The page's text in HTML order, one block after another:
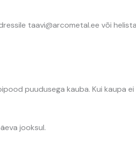
taavi@arcometal.ee või
puudusega kauba. Kui kaupa ei
jooksul.